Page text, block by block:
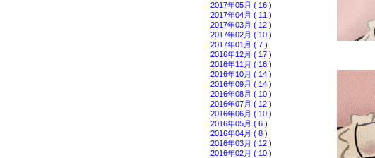
2017年05月 ( 16 )
2017年04月 ( 11 )
2017年03月 ( 12 )
2017年02月 ( 10 )
2017年01月 ( 7 )
2016年12月 ( 17 )
2016年11月 ( 16 )
2016年10月 ( 14 )
2016年09月 ( 14 )
2016年08月 ( 10 )
2016年07月 ( 12 )
2016年06月 ( 10 )
2016年05月 ( 6 )
2016年04月 ( 8 )
2016年03月 ( 12 )
2016年02月 ( 10 )